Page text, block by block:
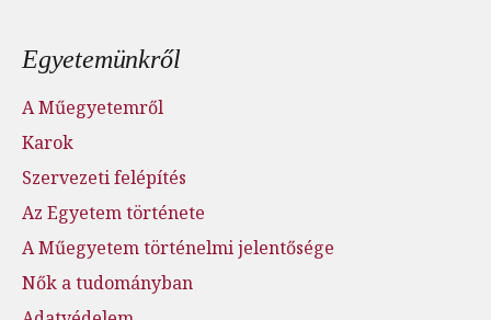
Lábléc menü
Egyetemünkről
A Műegyetemről
Karok
Szervezeti felépítés
Az Egyetem története
A Műegyetem történelmi jelentősége
Nők a tudományban